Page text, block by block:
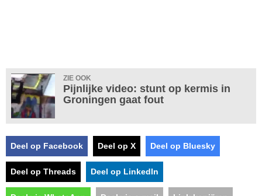
ZIE OOK
Pijnlijke video: stunt op kermis in
Groningen gaat fout
Deel op Facebook Deel op X Deel op Bluesky
Deel op Threads Deel op LinkedIn